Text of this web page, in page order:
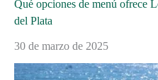
Qué opciones de menú ofrece
del Plata
30 de marzo de 2025